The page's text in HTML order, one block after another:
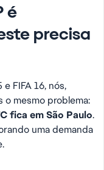
é
precisa
FIFA 16, nós,
mesmo problema:
fica em São Paulo.
uma demanda